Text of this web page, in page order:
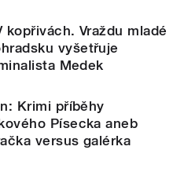
kopřivách. Vraždu mladé
vyšetřuje
Medek
Krimi příběhy
Písecka aneb
versus galérka